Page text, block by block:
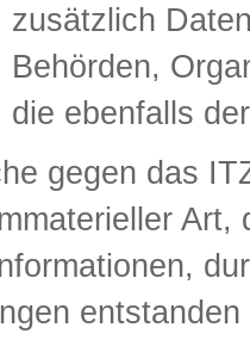
zusätzlich
Behörden,
die ebenfalls
gegen das